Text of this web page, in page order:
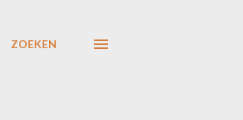
ZOEKEN